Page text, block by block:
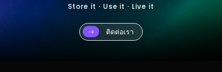
Store it · Use it · Live it
ติดต่อเรา